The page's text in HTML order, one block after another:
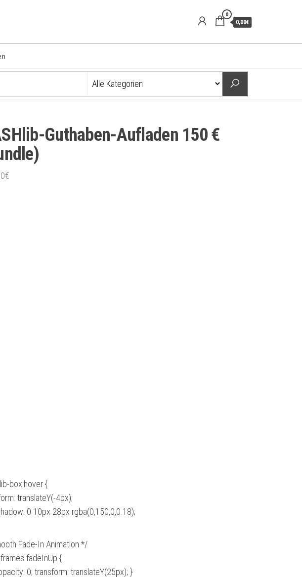
0
0,00€
Guthaben-Aufladen 150 €
€
box:hover {
translateY(-4px);
0 10px 28px rgba(0,150,0,0.18);
Fade-In Animation */
fadeInUp {
0; transform: translateY(25px); }